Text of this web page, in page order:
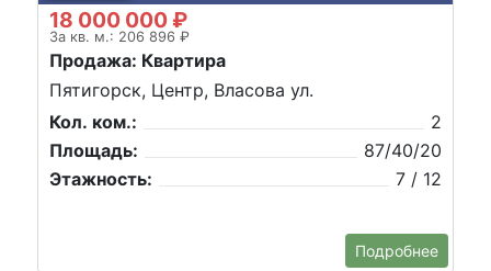
18 000 000 ₽
За кв. м.: 206 896 ₽
Продажа: Квартира
Пятигорск, Центр, Власова ул.
Кол. ком.:
2
Площадь:
87/40/20
Этажность:
7 / 12
Подробнее